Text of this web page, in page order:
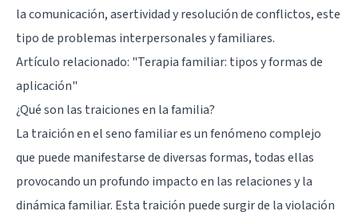
la comunicación, asertividad y resolución de conflictos, este
tipo de problemas interpersonales y familiares.
Artículo relacionado: "Terapia familiar: tipos y formas de
aplicación"
¿Qué son las traiciones en la familia?
La traición en el seno familiar es un fenómeno complejo
que puede manifestarse de diversas formas, todas ellas
provocando un profundo impacto en las relaciones y la
dinámica familiar. Esta traición puede surgir de la violación